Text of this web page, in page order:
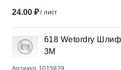
24.00 ₽/ лист
618 Wetordry
3М
Артикул 1015929